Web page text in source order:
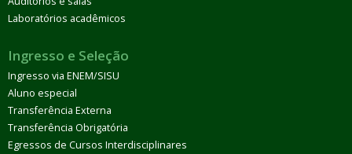
Laboratórios acadêmicos
Ingresso e Seleção
Ingresso via ENEM/SISU
Aluno especial
Transferência Externa
Transferência Obrigatória
Egressos de Cursos Interdisciplinares